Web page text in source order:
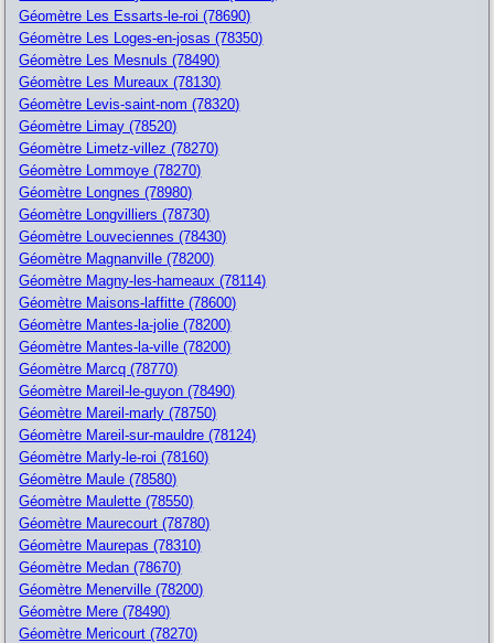
Géomètre Les Essarts-le-roi (78690)
Géomètre Les Loges-en-josas (78350)
Géomètre Les Mesnuls (78490)
Géomètre Les Mureaux (78130)
Géomètre Levis-saint-nom (78320)
Géomètre Limay (78520)
Géomètre Limetz-villez (78270)
Géomètre Lommoye (78270)
Géomètre Longnes (78980)
Géomètre Longvilliers (78730)
Géomètre Louveciennes (78430)
Géomètre Magnanville (78200)
Géomètre Magny-les-hameaux (78114)
Géomètre Maisons-laffitte (78600)
Géomètre Mantes-la-jolie (78200)
Géomètre Mantes-la-ville (78200)
Géomètre Marcq (78770)
Géomètre Mareil-le-guyon (78490)
Géomètre Mareil-marly (78750)
Géomètre Mareil-sur-mauldre (78124)
Géomètre Marly-le-roi (78160)
Géomètre Maule (78580)
Géomètre Maulette (78550)
Géomètre Maurecourt (78780)
Géomètre Maurepas (78310)
Géomètre Medan (78670)
Géomètre Menerville (78200)
Géomètre Mere (78490)
Géomètre Mericourt (78270)